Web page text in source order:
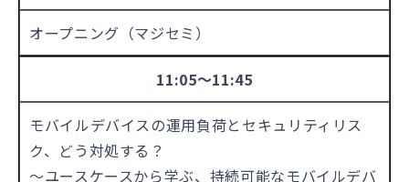
オープニング（マジセミ）
11:05～11:45
モバイルデバイスの運用負荷とセキュリティリス
ク、どう対処する？
〜ユースケースから学ぶ、持続可能なモバイルデバ